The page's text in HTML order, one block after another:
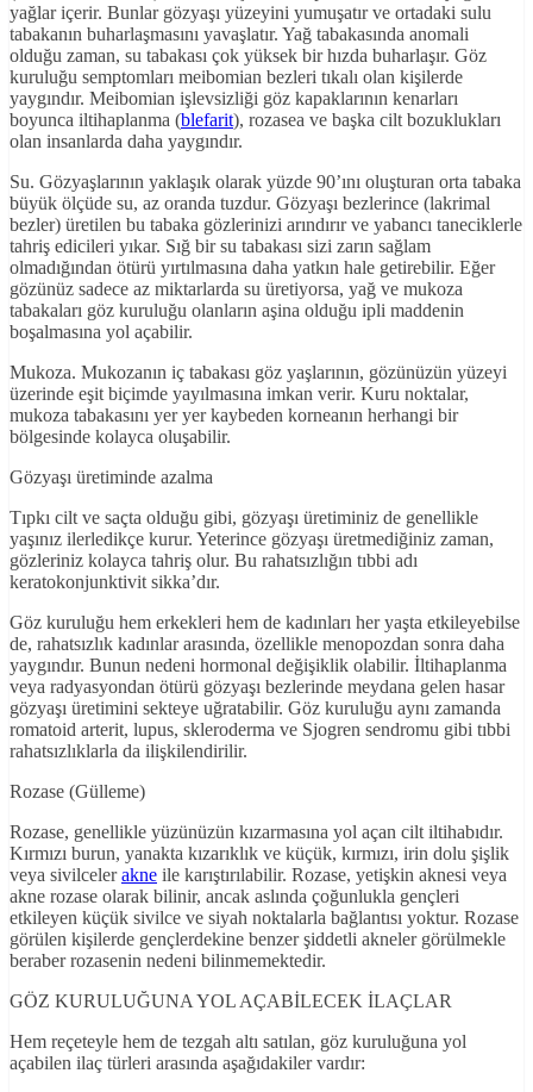
yağlar içerir. Bunlar gözyaşı yüzeyini yumuşatır ve ortadaki sulu
tabakanın buharlaşmasını yavaşlatır. Yağ tabakasında anomali
olduğu zaman, su tabakası çok yüksek bir hızda buharlaşır. Göz
kuruluğu semptomları meibomian bezleri tıkalı olan kişilerde
yaygındır. Meibomian işlevsizliği göz kapaklarının kenarları
boyunca iltihaplanma (blefarit), rozasea ve başka cilt bozuklukları
olan insanlarda daha yaygındır.
Su. Gözyaşlarının yaklaşık olarak yüzde 90’ını oluşturan orta tabaka
büyük ölçüde su, az oranda tuzdur. Gözyaşı bezlerince (lakrimal
bezler) üretilen bu tabaka gözlerinizi arındırır ve yabancı taneciklerle
tahriş edicileri yıkar. Sığ bir su tabakası sizi zarın sağlam
olmadığından ötürü yırtılmasına daha yatkın hale getirebilir. Eğer
gözünüz sadece az miktarlarda su üretiyorsa, yağ ve mukoza
tabakaları göz kuruluğu olanların aşina olduğu ipli maddenin
boşalmasına yol açabilir.
Mukoza. Mukozanın iç tabakası göz yaşlarının, gözünüzün yüzeyi
üzerinde eşit biçimde yayılmasına imkan verir. Kuru noktalar,
mukoza tabakasını yer yer kaybeden korneanın herhangi bir
bölgesinde kolayca oluşabilir.
Gözyaşı üretiminde azalma
Tıpkı cilt ve saçta olduğu gibi, gözyaşı üretiminiz de genellikle
yaşınız ilerledikçe kurur. Yeterince gözyaşı üretmediğiniz zaman,
gözleriniz kolayca tahriş olur. Bu rahatsızlığın tıbbi adı
keratokonjunktivit sikka’dır.
Göz kuruluğu hem erkekleri hem de kadınları her yaşta etkileyebilse
de, rahatsızlık kadınlar arasında, özellikle menopozdan sonra daha
yaygındır. Bunun nedeni hormonal değişiklik olabilir. İltihaplanma
veya radyasyondan ötürü gözyaşı bezlerinde meydana gelen hasar
gözyaşı üretimini sekteye uğratabilir. Göz kuruluğu aynı zamanda
romatoid arterit, lupus, skleroderma ve Sjogren sendromu gibi tıbbi
rahatsızlıklarla da ilişkilendirilir.
Rozase (Gülleme)
Rozase, genellikle yüzünüzün kızarmasına yol açan cilt iltihabıdır.
Kırmızı burun, yanakta kızarıklık ve küçük, kırmızı, irin dolu şişlik
veya sivilcelerakne ile karıştırılabilir. Rozase, yetişkin aknesi veya
akne rozase olarak bilinir, ancak aslında çoğunlukla gençleri
etkileyen küçük sivilce ve siyah noktalarla bağlantısı yoktur. Rozase
görülen kişilerde gençlerdekine benzer şiddetli akneler görülmekle
beraber rozasenin nedeni bilinmemektedir.
GÖZ KURULUĞUNA YOL AÇABİLECEK İLAÇLAR
Hem reçeteyle hem de tezgah altı satılan, göz kuruluğuna yol
açabilen ilaç türleri arasında aşağıdakiler vardır: